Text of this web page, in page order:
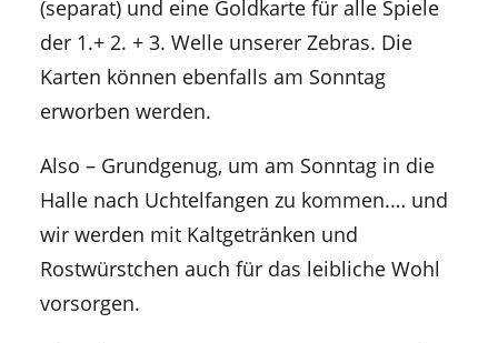
(separat) und eine Goldkarte für alle Spiele
der 1.+ 2. + 3. Welle unserer Zebras. Die
Karten können ebenfalls am Sonntag
erworben werden.
Also – Grundgenug, um am Sonntag in die
Halle nach Uchtelfangen zu kommen.… und
wir werden mit Kaltgetränken und
Rostwürstchen auch für das leibliche Wohl
vorsorgen.